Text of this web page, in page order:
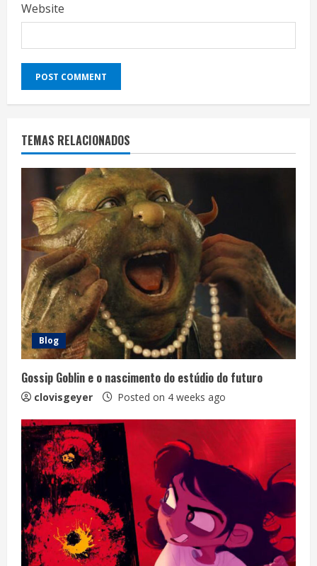
Website
TEMAS RELACIONADOS
Blog
Gossip Goblin e o nascimento do estúdio do futuro
clovisgeyer Posted on 4 weeks ago